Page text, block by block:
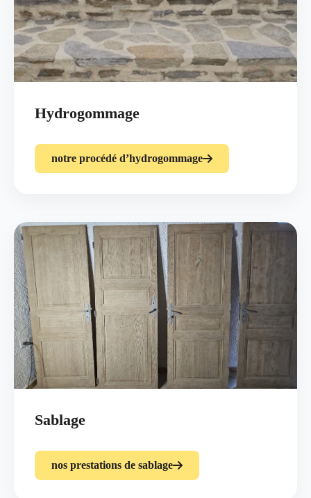
Hydrogommage
notre procédé d’hydrogommage
Sablage
nos prestations de sablage